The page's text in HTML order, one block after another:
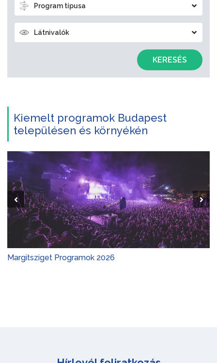
Program típusa
Látnivalók
KERESÉS
Kiemelt programok Budapest
településen és környékén
Margitsziget Programok 2026